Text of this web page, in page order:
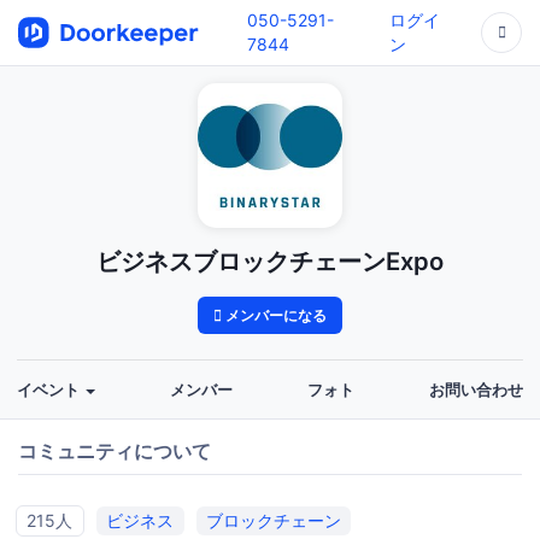
050-5291-
7844
ログイ
ン
ビジネスブロックチェーンExpo
メンバーになる
イベント メンバー フォト お問い合わせ
コミュニティについて
215人 ビジネス ブロックチェーン